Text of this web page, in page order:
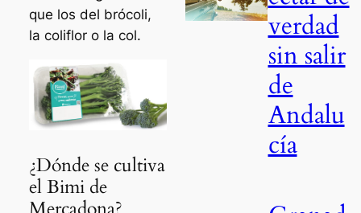
que los del brócoli,
la coliflor o la col.
¿Dónde se cultiva
el Bimi de
verdad
sin salir
de
Andalu
cía